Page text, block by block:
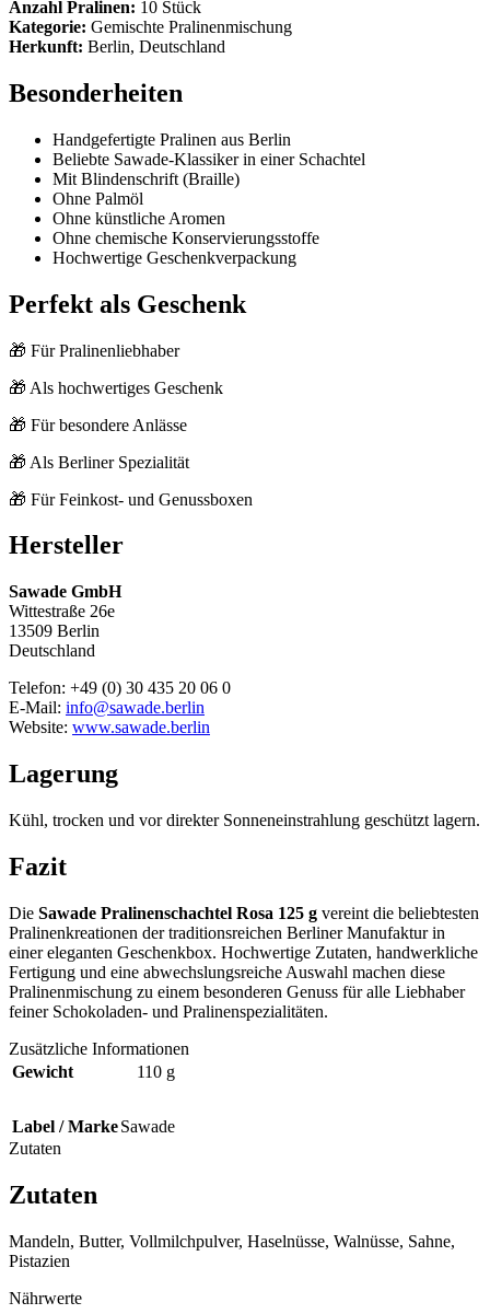
Anzahl Pralinen: 10 Stück
Kategorie: Gemischte Pralinenmischung
Herkunft: Berlin, Deutschland
Besonderheiten
Handgefertigte Pralinen aus Berlin
Beliebte Sawade-Klassiker in einer Schachtel
Mit Blindenschrift (Braille)
Ohne Palmöl
Ohne künstliche Aromen
Ohne chemische Konservierungsstoffe
Hochwertige Geschenkverpackung
Perfekt als Geschenk
🎁 Für Pralinenliebhaber
🎁 Als hochwertiges Geschenk
🎁 Für besondere Anlässe
🎁 Als Berliner Spezialität
🎁 Für Feinkost- und Genussboxen
Hersteller
Sawade GmbH
Wittestraße 26e
13509 Berlin
Deutschland
Telefon: +49 (0) 30 435 20 06 0
E-Mail: info@sawade.berlin
Website: www.sawade.berlin
Lagerung
Kühl, trocken und vor direkter Sonneneinstrahlung geschützt lagern.
Fazit
Die Sawade Pralinenschachtel Rosa 125 g vereint die beliebtesten
Pralinenkreationen der traditionsreichen Berliner Manufaktur in
einer eleganten Geschenkbox. Hochwertige Zutaten, handwerkliche
Fertigung und eine abwechslungsreiche Auswahl machen diese
Pralinenmischung zu einem besonderen Genuss für alle Liebhaber
feiner Schokoladen- und Pralinenspezialitäten.
Zusätzliche Informationen
Gewicht
110 g
Label / MarkeSawade
Zutaten
Zutaten
Mandeln, Butter, Vollmilchpulver, Haselnüsse, Walnüsse, Sahne,
Pistazien
Nährwerte